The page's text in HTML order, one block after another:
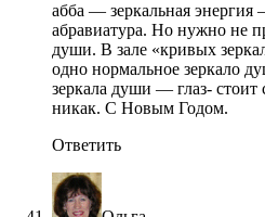
абба — зеркальная энергия
абравиатура. Но нужно не
души. В зале «кривых
одно нормальное зеркало
зеркала души — глаз- стоит
никак. С Новым Годом.
Ответить